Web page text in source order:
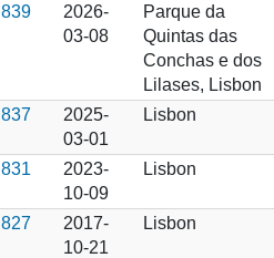
839
2026-
03-08
Parque da
Quintas das
Conchas e dos
Lilases, Lisbon
837
2025-
03-01
Lisbon
831
2023-
10-09
Lisbon
827
2017-
10-21
Lisbon